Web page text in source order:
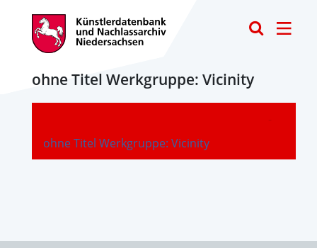
ohne Titel Werkgruppe: Vicinity
ohne Titel Werkgruppe: Vicinity
-